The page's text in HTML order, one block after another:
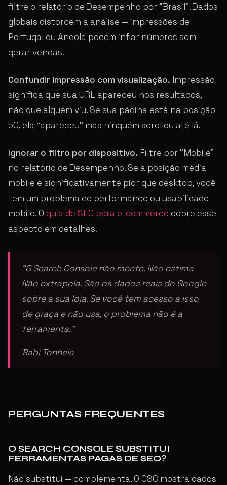
filtre o relatório de Desempenho por “Brasil”. Dados
globais distorcem a análise — impressões de
Portugal ou Angola podem inflar números sem
gerar vendas.
Confundir impressão com visualização. Impressão
significa que sua URL apareceu nos resultados,
não que alguém viu. Se sua página está na posição
50, ela “apareceu” mas ninguém scrollou até lá.
Ignorar o filtro por dispositivo. Filtre por “Mobile”
no relatório de Desempenho. Se a posição média
mobile é significativamente pior que desktop, você
tem um problema de performance ou usabilidade
mobile. O guia de SEO para e-commerce cobre esse
aspecto em detalhes.
“O Search Console não mente. Não estima.
Não extrapola. São os dados reais do Google
sobre a sua loja. Se você tem acesso a isso
de graça e não usa, o problema não é a
ferramenta.”
Babi Tonhela
PERGUNTAS FREQUENTES
O SEARCH CONSOLE SUBSTITUI
FERRAMENTAS PAGAS DE SEO?
Não substitui — complementa. O GSC mostra dados